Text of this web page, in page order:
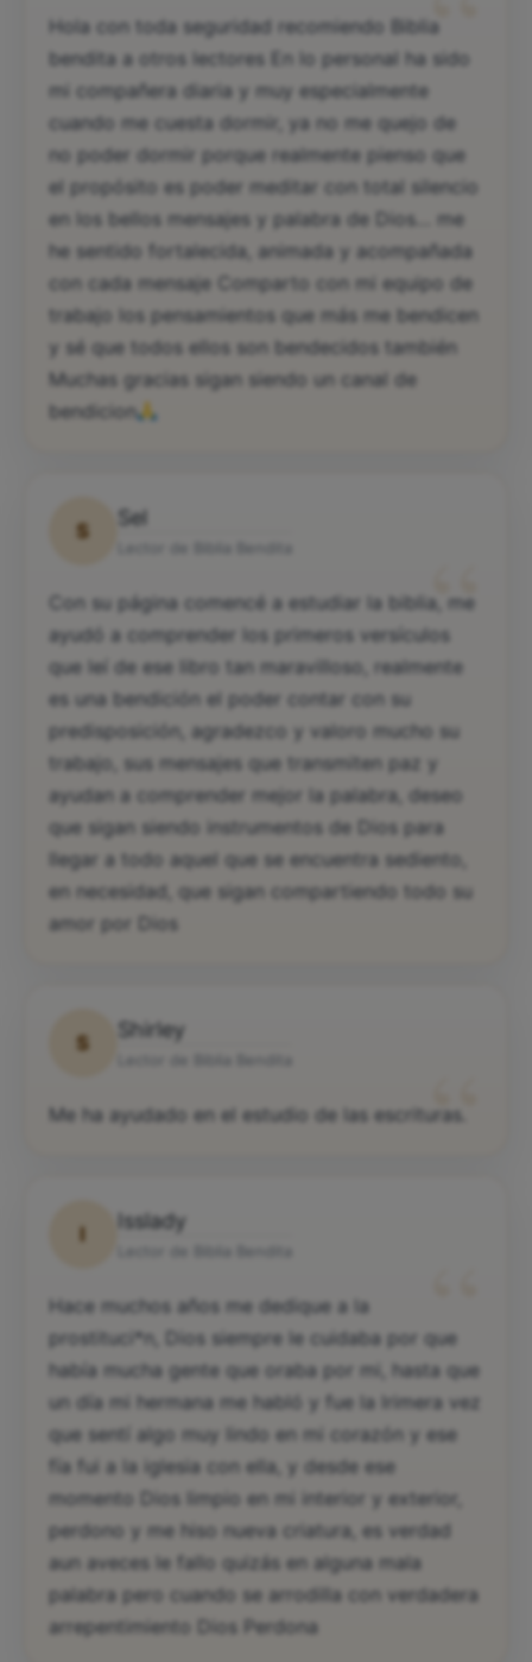
Hola con toda seguridad recomiendo Biblia
bendita a otros lectores En lo personal ha sido
mi compañera diaria y muy especialmente
cuando me cuesta dormir, ya no me quejo de
no poder dormir porque realmente pienso que
el propósito es poder meditar con total silencio
en los bellos mensajes y palabra de Dios… me
he sentido fortalecida, animada y acompañada
con cada mensaje Comparto con mi equipo de
trabajo los pensamientos que más me bendicen
y sé que todos ellos son bendecidos también
Muchas gracias sigan siendo un canal de
bendicion
S
Sel
“
Con su página comencé a estudiar la biblia, me
ayudó a comprender los primeros versículos
que leí de ese libro tan maravilloso, realmente
es una bendición el poder contar con su
predisposición, agradezco y valoro mucho su
trabajo, sus mensajes que transmiten paz y
ayudan a comprender mejor la palabra, deseo
que sigan siendo instrumentos de Dios para
llegar a todo aquel que se encuentra sediento,
en necesidad, que sigan compartiendo todo su
amor por Dios
S
Shirley
“
Me ha ayudado en el estudio de las escrituras.
I
Isslady
“
Hace muchos años me dedique a la
prostituci*n, Dios siempre le cuidaba por que
había mucha gente que oraba por mi, hasta que
un día mi hermana me habló y fue la lrimera vez
que sentí algo muy lindo en mi corazón y ese
fía fui a la iglesia con ella, y desde ese
momento Dios limpio en mi interior y exterior,
perdono y me hiso nueva criatura, es verdad
aun aveces le fallo quizás en alguna mala
palabra pero cuando se arrodilla con verdadera
arrepentimiento Dios Perdona